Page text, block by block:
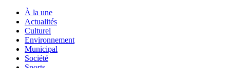
À la une
Actualités
Culturel
Environnement
Municipal
Société